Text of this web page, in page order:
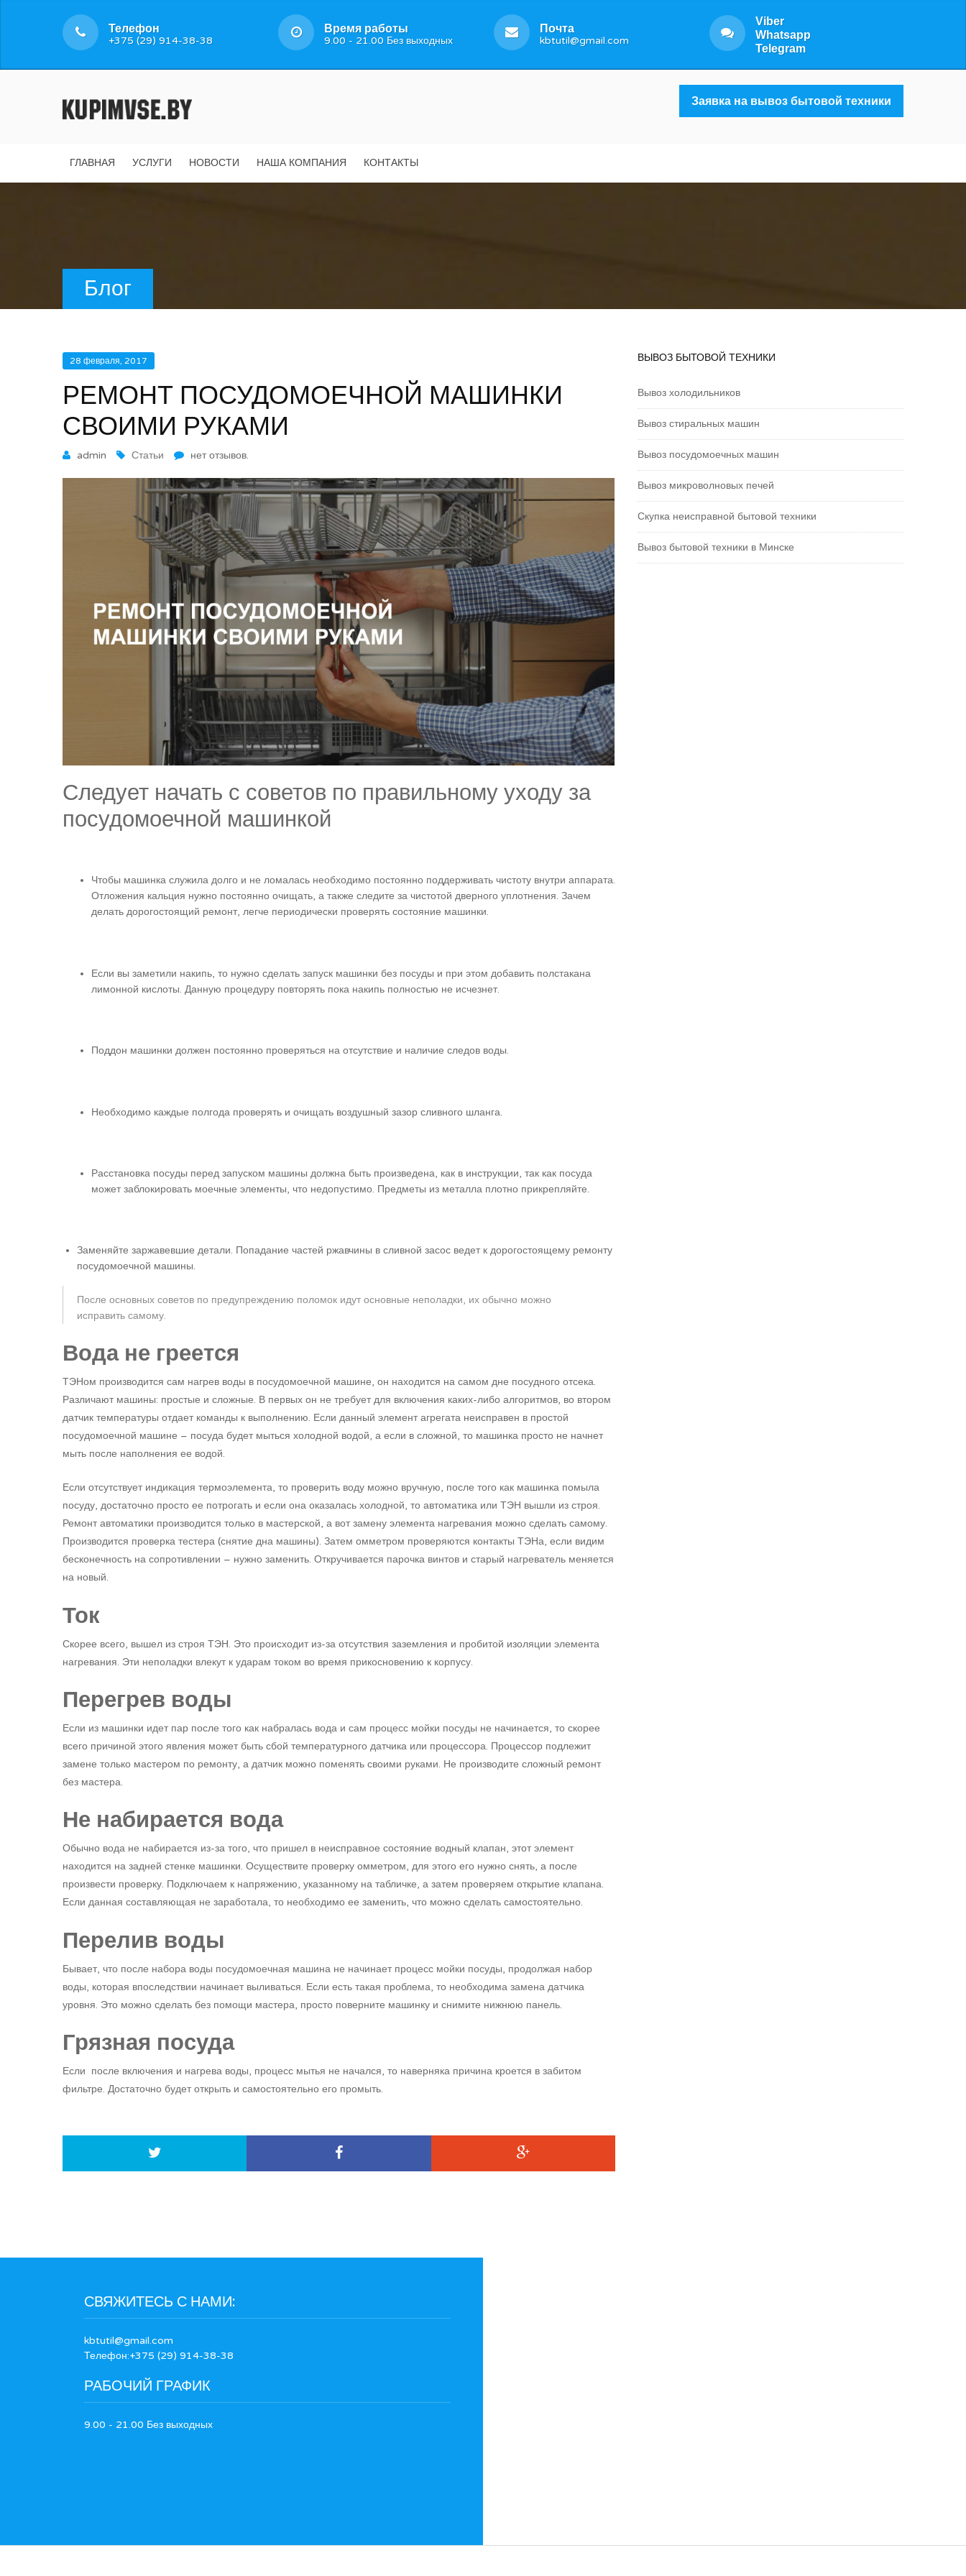
Телефон
+375 (29) 914-38-38
Время работы
9.00 - 21.00 Без выходных
Почта
kbtutil@gmail.com
Viber
Whatsapp
Telegram
Заявка на вывоз бытовой техники
ГЛАВНАЯ УСЛУГИ НОВОСТИ НАША КОМПАНИЯ КОНТАКТЫ
Блог
28 февраля, 2017
РЕМОНТ ПОСУДОМОЕЧНОЙ МАШИНКИ
СВОИМИ РУКАМИ
admin Статьи нет отзывов.
Следует начать с советов по правильному уходу за
посудомоечной машинкой
Чтобы машинка служила долго и не ломалась необходимо постоянно поддерживать чистоту внутри аппарата.
Отложения кальция нужно постоянно очищать, а также следите за чистотой дверного уплотнения. Зачем
делать дорогостоящий ремонт, легче периодически проверять состояние машинки.
Если вы заметили накипь, то нужно сделать запуск машинки без посуды и при этом добавить полстакана
лимонной кислоты. Данную процедуру повторять пока накипь полностью не исчезнет.
Поддон машинки должен постоянно проверяться на отсутствие и наличие следов воды.
Необходимо каждые полгода проверять и очищать воздушный зазор сливного шланга.
Расстановка посуды перед запуском машины должна быть произведена, как в инструкции, так как посуда
может заблокировать моечные элементы, что недопустимо. Предметы из металла плотно прикрепляйте.
Заменяйте заржавевшие детали. Попадание частей ржавчины в сливной засос ведет к дорогостоящему ремонту
посудомоечной машины.
После основных советов по предупреждению поломок идут основные неполадки, их обычно можно
исправить самому.
Вода не греется
ТЭНом производится сам нагрев воды в посудомоечной машине, он находится на самом дне посудного отсека.
Различают машины: простые и сложные. В первых он не требует для включения каких-либо алгоритмов, во втором
датчик температуры отдает команды к выполнению. Если данный элемент агрегата неисправен в простой
посудомоечной машине – посуда будет мыться холодной водой, а если в сложной, то машинка просто не начнет
мыть после наполнения ее водой.
Если отсутствует индикация термоэлемента, то проверить воду можно вручную, после того как машинка помыла
посуду, достаточно просто ее потрогать и если она оказалась холодной, то автоматика или ТЭН вышли из строя.
Ремонт автоматики производится только в мастерской, а вот замену элемента нагревания можно сделать самому.
Производится проверка тестера (снятие дна машины). Затем омметром проверяются контакты ТЭНа, если видим
бесконечность на сопротивлении – нужно заменить. Откручивается парочка винтов и старый нагреватель меняется
на новый.
Ток
Скорее всего, вышел из строя ТЭН. Это происходит из-за отсутствия заземления и пробитой изоляции элемента
нагревания. Эти неполадки влекут к ударам током во время прикосновению к корпусу.
Перегрев воды
Если из машинки идет пар после того как набралась вода и сам процесс мойки посуды не начинается, то скорее
всего причиной этого явления может быть сбой температурного датчика или процессора. Процессор подлежит
замене только мастером по ремонту, а датчик можно поменять своими руками. Не производите сложный ремонт
без мастера.
Не набирается вода
Обычно вода не набирается из-за того, что пришел в неисправное состояние водный клапан, этот элемент
находится на задней стенке машинки. Осуществите проверку омметром, для этого его нужно снять, а после
произвести проверку. Подключаем к напряжению, указанному на табличке, а затем проверяем открытие клапана.
Если данная составляющая не заработала, то необходимо ее заменить, что можно сделать самостоятельно.
Перелив воды
Бывает, что после набора воды посудомоечная машина не начинает процесс мойки посуды, продолжая набор
воды, которая впоследствии начинает выливаться. Если есть такая проблема, то необходима замена датчика
уровня. Это можно сделать без помощи мастера, просто поверните машинку и снимите нижнюю панель.
Грязная посуда
Если после включения и нагрева воды, процесс мытья не начался, то наверняка причина кроется в забитом
фильтре. Достаточно будет открыть и самостоятельно его промыть.
ВЫВОЗ БЫТОВОЙ ТЕХНИКИ
Вывоз холодильников
Вывоз стиральных машин
Вывоз посудомоечных машин
Вывоз микроволновых печей
Скупка неисправной бытовой техники
Вывоз бытовой техники в Минске
СВЯЖИТЕСЬ С НАМИ:
kbtutil@gmail.com
Телефон:+375 (29) 914-38-38
РАБОЧИЙ ГРАФИК
9.00 - 21.00 Без выходных